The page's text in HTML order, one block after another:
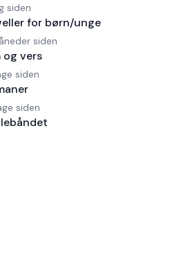
siden
for børn/unge
siden
og vers
siden
siden